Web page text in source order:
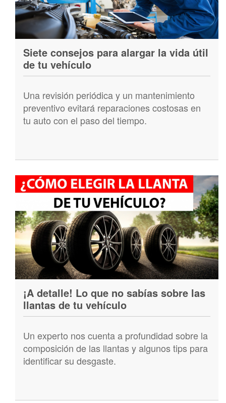
Siete consejos para alargar la vida útil
de tu vehículo
Una revisión periódica y un mantenimiento
preventivo evitará reparaciones costosas en
tu auto con el paso del tiempo.
¡A detalle! Lo que no sabías sobre las
llantas de tu vehículo
Un experto nos cuenta a profundidad sobre la
composición de las llantas y algunos tips para
identificar su desgaste.